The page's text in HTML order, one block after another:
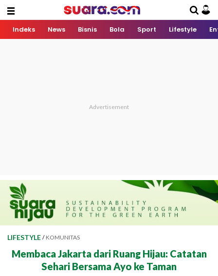
Indeks News Bisnis Bola Sport Lifestyle
LIFESTYLE / KOMUNITAS
Membaca Jakarta dari Ruang Hijau: Catatan
Sehari Bersama Ayo ke Taman